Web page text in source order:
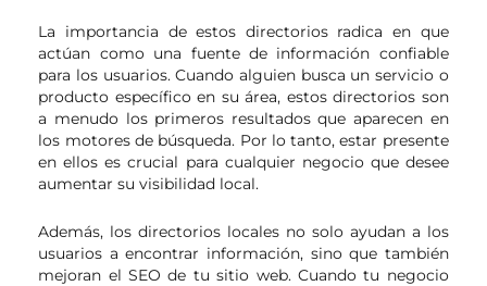
La importancia de estos directorios radica en que
actúan como una fuente de información confiable
para los usuarios. Cuando alguien busca un servicio o
producto específico en su área, estos directorios son
a menudo los primeros resultados que aparecen en
los motores de búsqueda. Por lo tanto, estar presente
en ellos es crucial para cualquier negocio que desee
aumentar su visibilidad local.
Además, los directorios locales no solo ayudan a los
usuarios a encontrar información, sino que también
mejoran el SEO de tu sitio web. Cuando tu negocio